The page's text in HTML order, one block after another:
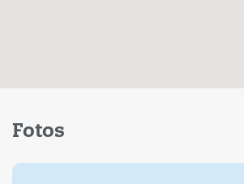
Fotos